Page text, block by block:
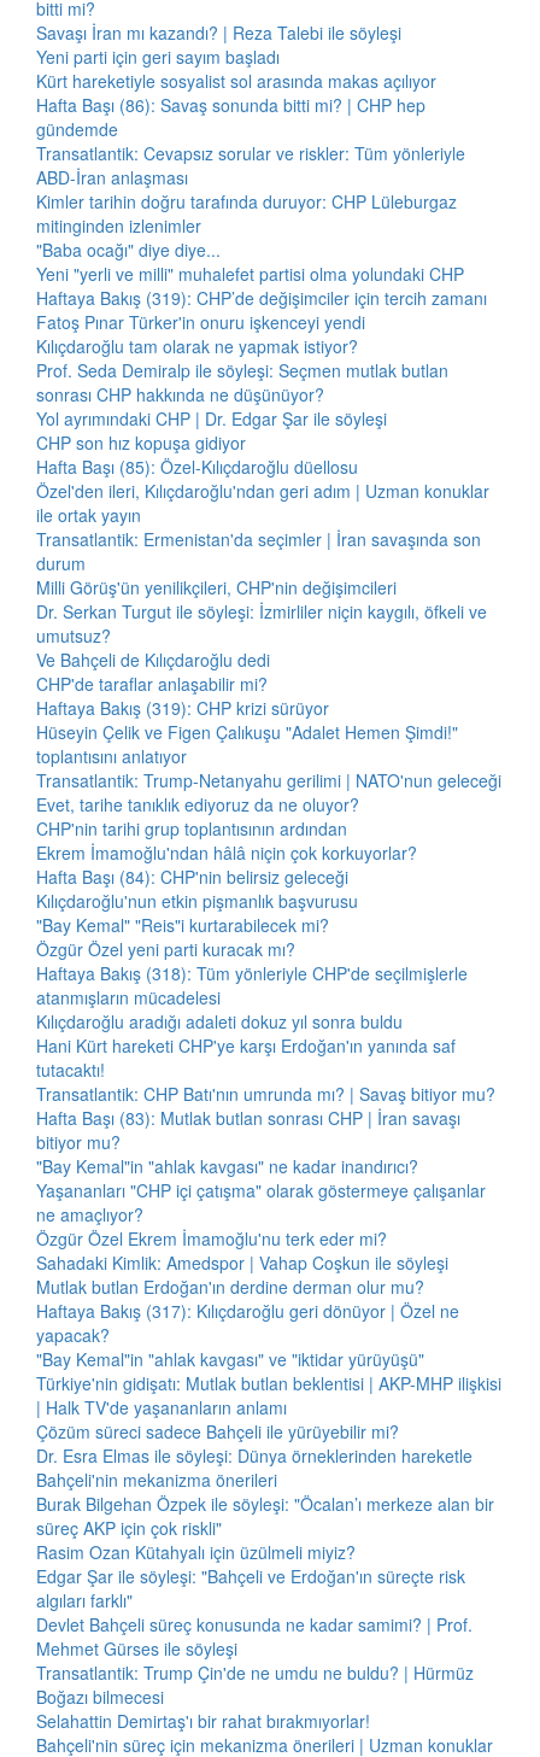
bitti mi?
Savaşı İran mı kazandı? | Reza Talebi ile söyleşi
Yeni parti için geri sayım başladı
Kürt hareketiyle sosyalist sol arasında makas açılıyor
Hafta Başı (86): Savaş sonunda bitti mi? | CHP hep
gündemde
Transatlantik: Cevapsız sorular ve riskler: Tüm yönleriyle
ABD-İran anlaşması
Kimler tarihin doğru tarafında duruyor: CHP Lüleburgaz
mitinginden izlenimler
"Baba ocağı" diye diye...
Yeni "yerli ve milli" muhalefet partisi olma yolundaki CHP
Haftaya Bakış (319): CHP’de değişimciler için tercih zamanı
Fatoş Pınar Türker'in onuru işkenceyi yendi
Kılıçdaroğlu tam olarak ne yapmak istiyor?
Prof. Seda Demiralp ile söyleşi: Seçmen mutlak butlan
sonrası CHP hakkında ne düşünüyor?
Yol ayrımındaki CHP | Dr. Edgar Şar ile söyleşi
CHP son hız kopuşa gidiyor
Hafta Başı (85): Özel-Kılıçdaroğlu düellosu
Özel'den ileri, Kılıçdaroğlu'ndan geri adım | Uzman konuklar
ile ortak yayın
Transatlantik: Ermenistan'da seçimler | İran savaşında son
durum
Milli Görüş'ün yenilikçileri, CHP'nin değişimcileri
Dr. Serkan Turgut ile söyleşi: İzmirliler niçin kaygılı, öfkeli ve
umutsuz?
Ve Bahçeli de Kılıçdaroğlu dedi
CHP'de taraflar anlaşabilir mi?
Haftaya Bakış (319): CHP krizi sürüyor
Hüseyin Çelik ve Figen Çalıkuşu "Adalet Hemen Şimdi!"
toplantısını anlatıyor
Transatlantik: Trump-Netanyahu gerilimi | NATO'nun geleceği
Evet, tarihe tanıklık ediyoruz da ne oluyor?
CHP'nin tarihi grup toplantısının ardından
Ekrem İmamoğlu'ndan hâlâ niçin çok korkuyorlar?
Hafta Başı (84): CHP'nin belirsiz geleceği
Kılıçdaroğlu'nun etkin pişmanlık başvurusu
"Bay Kemal" "Reis"i kurtarabilecek mi?
Özgür Özel yeni parti kuracak mı?
Haftaya Bakış (318): Tüm yönleriyle CHP'de seçilmişlerle
atanmışların mücadelesi
Kılıçdaroğlu aradığı adaleti dokuz yıl sonra buldu
Hani Kürt hareketi CHP'ye karşı Erdoğan'ın yanında saf
tutacaktı!
Transatlantik: CHP Batı'nın umrunda mı? | Savaş bitiyor mu?
Hafta Başı (83): Mutlak butlan sonrası CHP | İran savaşı
bitiyor mu?
"Bay Kemal"in "ahlak kavgası" ne kadar inandırıcı?
Yaşananları "CHP içi çatışma" olarak göstermeye çalışanlar
ne amaçlıyor?
Özgür Özel Ekrem İmamoğlu'nu terk eder mi?
Sahadaki Kimlik: Amedspor | Vahap Coşkun ile söyleşi
Mutlak butlan Erdoğan'ın derdine derman olur mu?
Haftaya Bakış (317): Kılıçdaroğlu geri dönüyor | Özel ne
yapacak?
"Bay Kemal"in "ahlak kavgası" ve "iktidar yürüyüşü"
Türkiye'nin gidişatı: Mutlak butlan beklentisi | AKP-MHP ilişkisi
| Halk TV'de yaşananların anlamı
Çözüm süreci sadece Bahçeli ile yürüyebilir mi?
Dr. Esra Elmas ile söyleşi: Dünya örneklerinden hareketle
Bahçeli'nin mekanizma önerileri
Burak Bilgehan Özpek ile söyleşi: "Öcalan’ı merkeze alan bir
süreç AKP için çok riskli"
Rasim Ozan Kütahyalı için üzülmeli miyiz?
Edgar Şar ile söyleşi: "Bahçeli ve Erdoğan'ın süreçte risk
algıları farklı"
Devlet Bahçeli süreç konusunda ne kadar samimi? | Prof.
Mehmet Gürses ile söyleşi
Transatlantik: Trump Çin'de ne umdu ne buldu? | Hürmüz
Boğazı bilmecesi
Selahattin Demirtaş'ı bir rahat bırakmıyorlar!
Bahçeli'nin süreç için mekanizma önerileri | Uzman konuklar